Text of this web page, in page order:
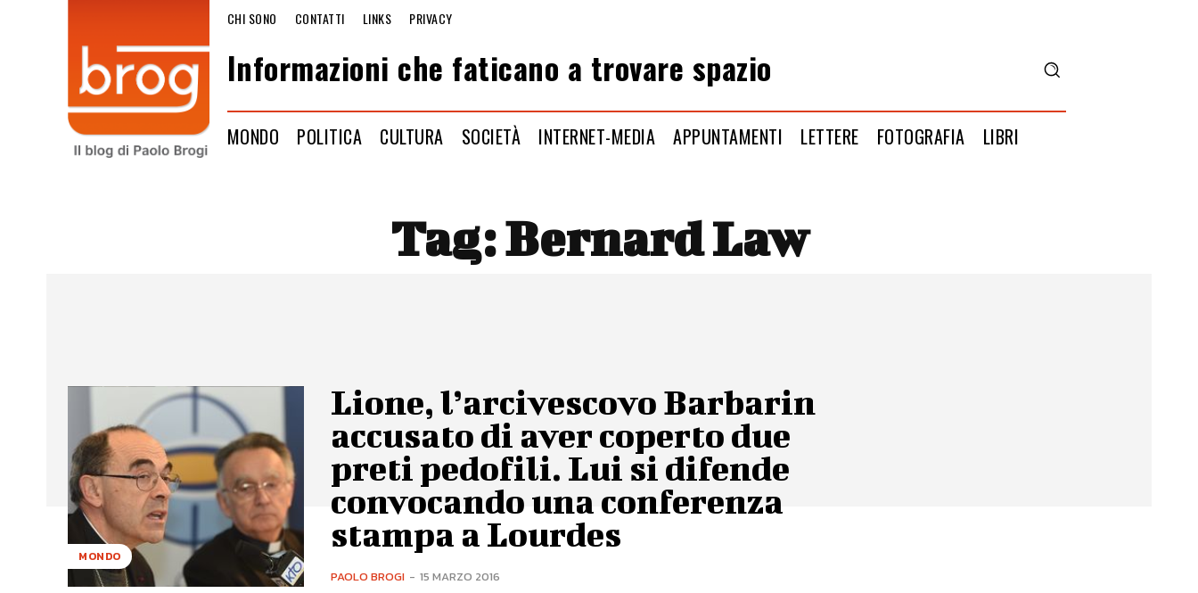
CHI SONO CONTATTI LINKS PRIVACY
Informazioni che faticano a trovare spazio
MONDO POLITICA CULTURA SOCIETÀ INTERNET-MEDIA APPUNTAMENTI LETTERE FOTOGRAFIA LIBRI
Tag:Bernard Law
MONDO
Lione, l’arcivescovo Barbarin
accusato di aver coperto due
preti pedofili. Lui si difende
convocando una conferenza
stampa a Lourdes
PAOLO BROGI - 15 MARZO 2016